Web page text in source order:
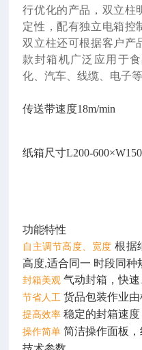
行优化的产品，双立柱
定性，配有独立电箱控
双立柱还可根据客户产
款封箱机广泛应用于
化、汽车、线缆、电子等
传送带速度18m/min
纸箱尺寸L200-
功能特性
自主调节高度、宽度 根据
高度,适合同一 时段同种
封箱美观 气动封箱，快速
节省人工 货品包装作业由
提高效率 稳定的封箱速度
操作简单 简洁操作面板，